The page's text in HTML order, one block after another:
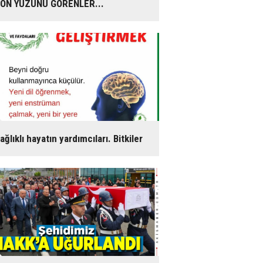
YÜZÜNÜ GÖRENLER...
hayatın yardımcıları. Bitkiler